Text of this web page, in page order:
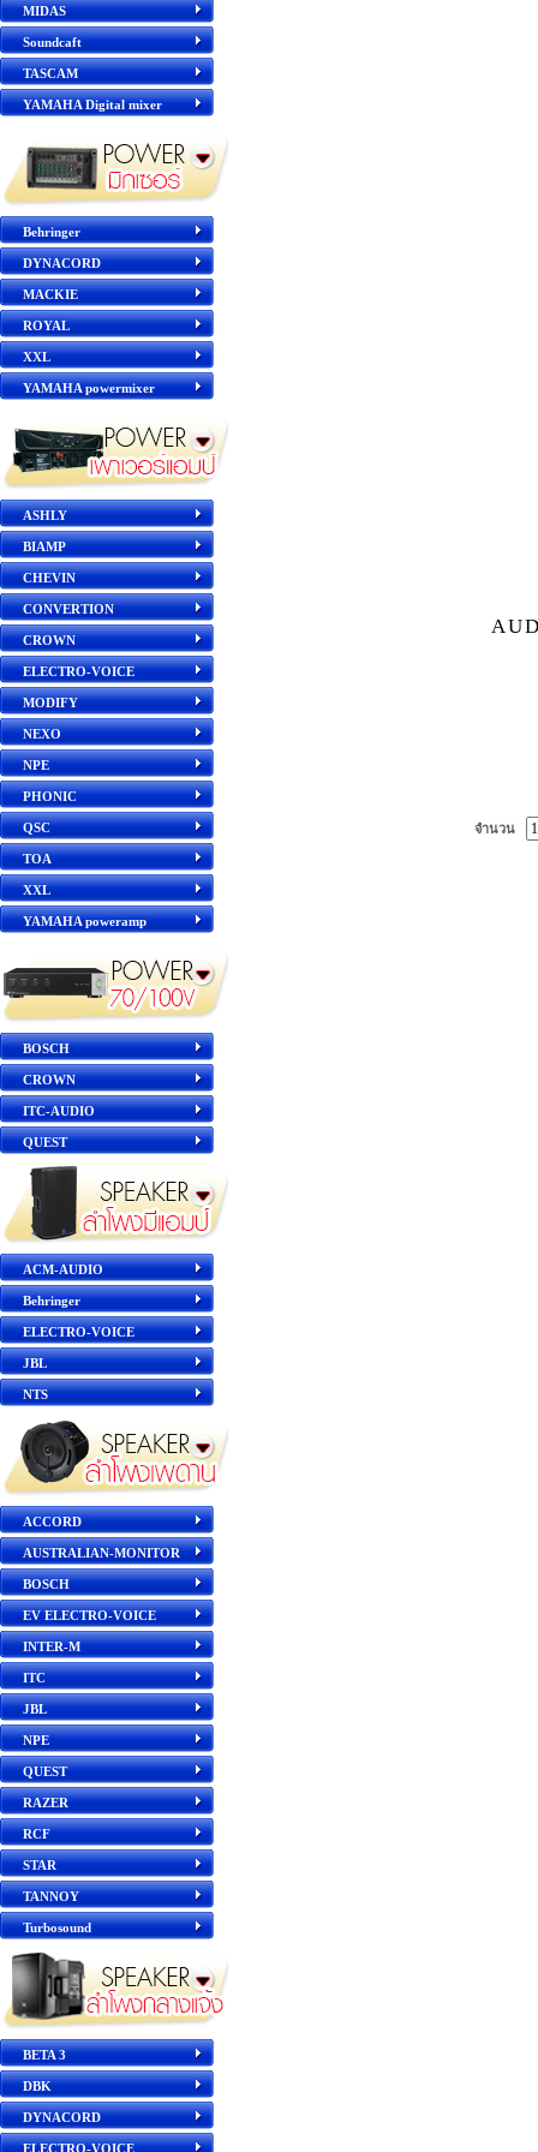
MIDAS
Soundcaft
TASCAM
YAMAHA Digital mixer
Behringer
DYNACORD
MACKIE
ROYAL
XXL
YAMAHA powermixer
ASHLY
BIAMP
CHEVIN
CONVERTION
CROWN
ELECTRO-VOICE
MODIFY
NEXO
NPE
PHONIC
QSC
TOA
XXL
YAMAHA poweramp
BOSCH
CROWN
ITC-AUDIO
QUEST
ACM-AUDIO
Behringer
ELECTRO-VOICE
JBL
NTS
ACCORD
AUSTRALIAN-MONITOR
BOSCH
EV ELECTRO-VOICE
INTER-M
ITC
JBL
NPE
QUEST
RAZER
RCF
STAR
TANNOY
Turbosound
BETA 3
DBK
DYNACORD
ELECTRO-VOICE
จำนวน